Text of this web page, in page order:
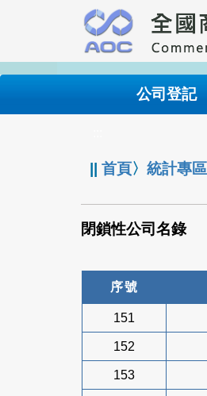
要
內
公司登記
||首頁〉統計專區
閉鎖性公司名錄
序號
151
152
153